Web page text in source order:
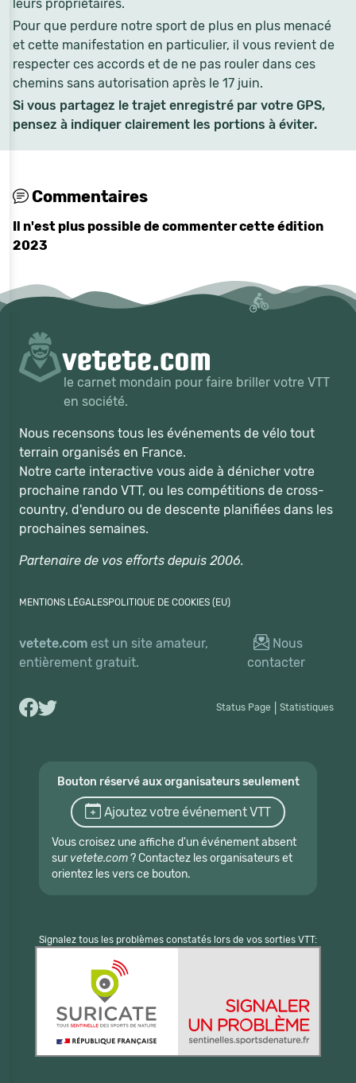
leurs propriétaires.
Pour que perdure notre sport de plus en plus menacé
et cette manifestation en particulier, il vous revient de
respecter ces accords et de ne pas rouler dans ces
chemins sans autorisation après le 17 juin.
Si vous partagez le trajet enregistré par votre GPS,
pensez à indiquer clairement les portions à éviter.
Commentaires
Il n'est plus possible de commenter cette édition
2023
le carnet mondain pour faire briller votre VTT
en société.
Nous recensons tous les événements de vélo tout
terrain organisés en France.
Notre carte interactive vous aide à dénicher votre
prochaine rando VTT, ou les compétitions de cross-
country, d'enduro ou de descente planifiées dans les
prochaines semaines.
Partenaire de vos efforts depuis 2006.
MENTIONS LÉGALESPOLITIQUE DE COOKIES (EU)
vetete.com est un site amateur,
entièrement gratuit.
Nous
contacter
Status Page Statistiques
Bouton réservé aux organisateurs seulement
Ajoutez votre événement VTT
Vous croisez une affiche d'un événement absent
sur vetete.com? Contactez les organisateurs et
orientez les vers ce bouton.
Signalez tous les problèmes constatés lors de vos sorties VTT: